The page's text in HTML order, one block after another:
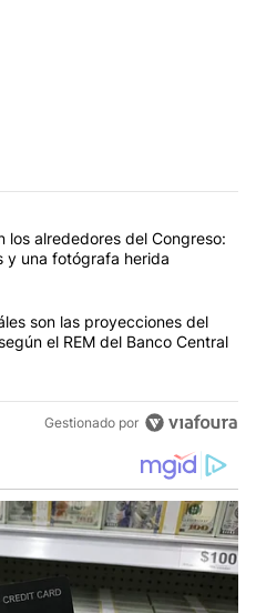
con más comentarios en los
"La violencia sigue en los
los alrededores del Congreso:
y una fotógrafa herida
"Inflación y dólar: cuáles
son las proyecciones del
el REM del Banco Central
Gestionado por